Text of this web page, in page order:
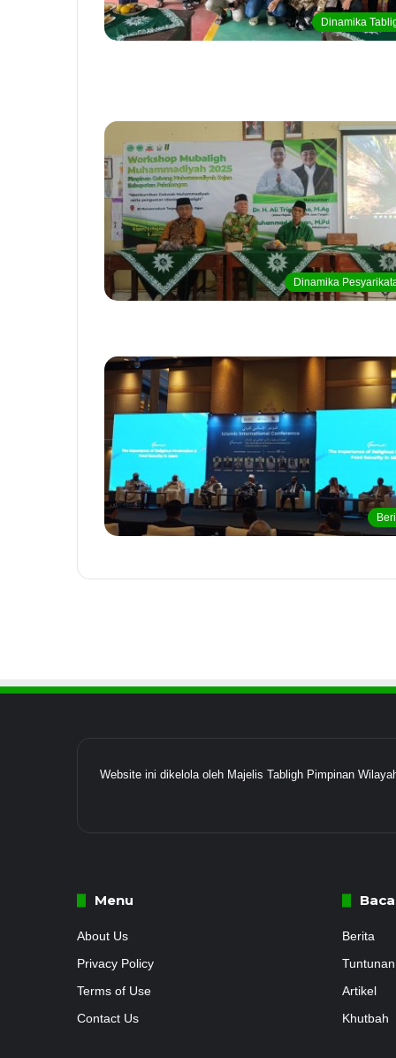
Dinamika
Dinamika
Website ini dikelola oleh Majelis Tabligh Pimpinan
Menu
About Us
Privacy Policy
Terms of Use
Contact Us
Berita
Tuntunan
Artikel
Khutbah